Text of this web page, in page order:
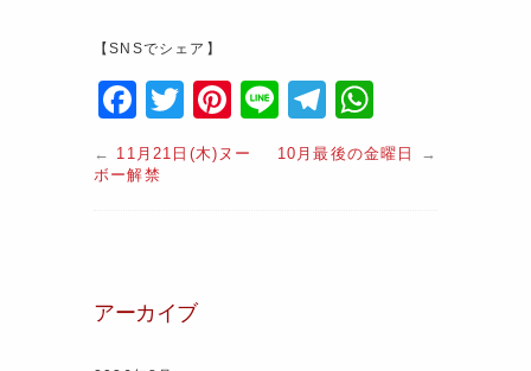
【SNSでシェア】
F
a
c
o
T
w
itt
Pi
Li
n
e
T
el
e
h
at
← 11月21日(木)ヌー
ボー解禁
10月最後の金曜日 →
アーカイブ